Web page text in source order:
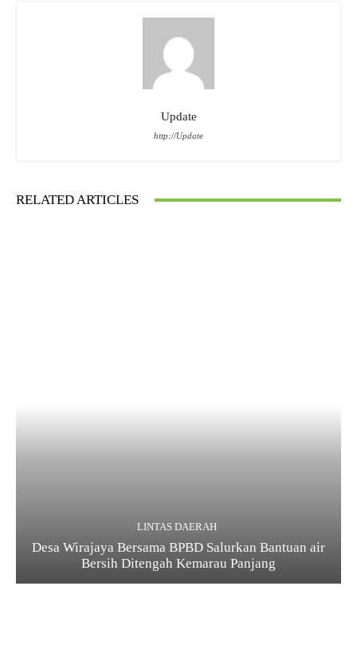
Update
http://Update
RELATED ARTICLES
LINTAS DAERAH
Desa Wirajaya Bersama BPBD Salurkan Bantuan air
Bersih Ditengah Kemarau Panjang